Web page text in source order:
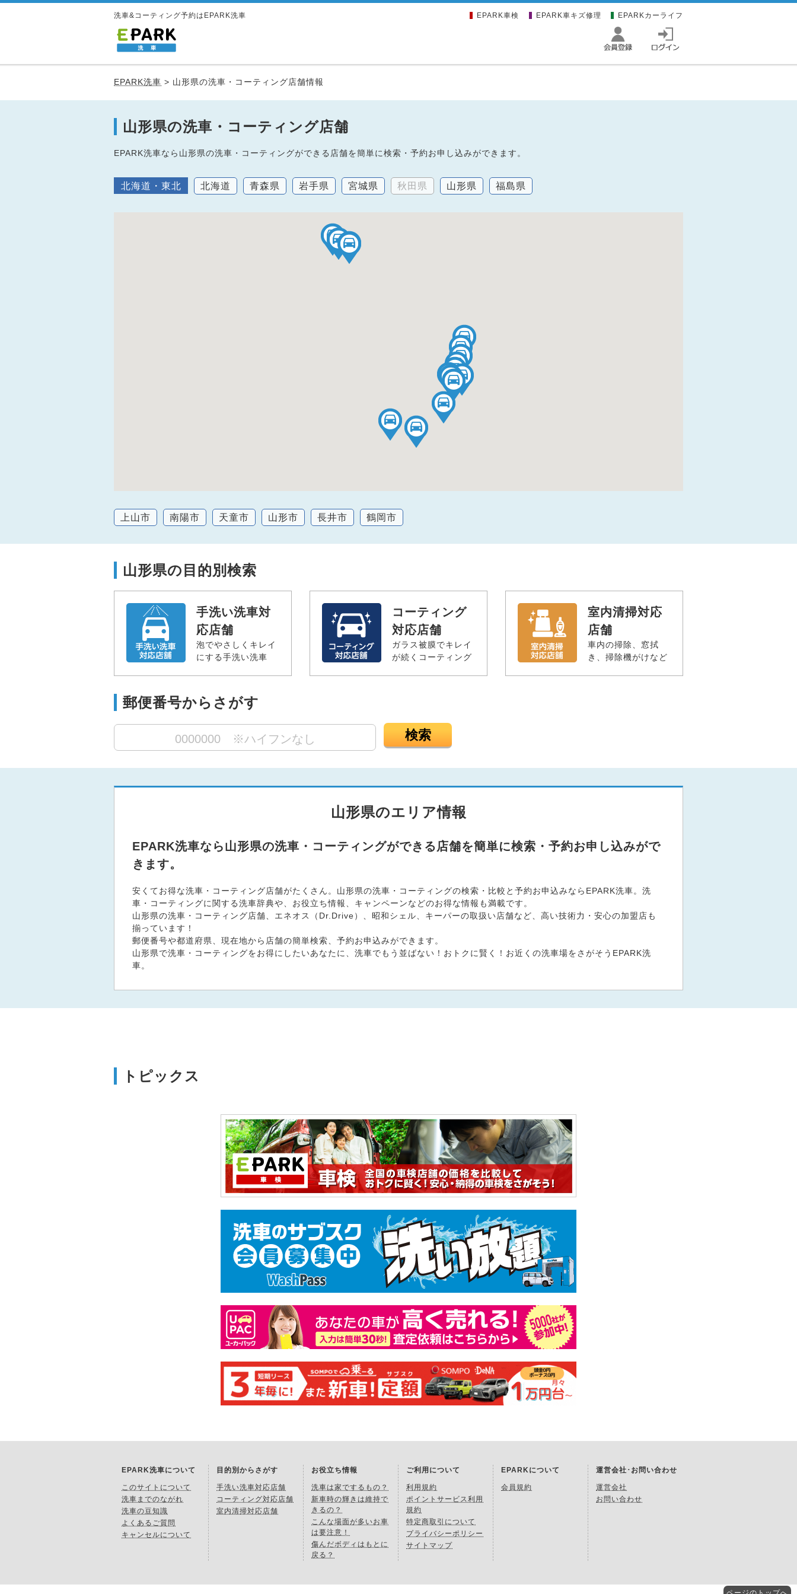
洗車&コーティング予約はEPARK洗車 EPARK車検 EPARK車キズ修理 EPARKカーライフ
EPARK洗車 > 山形県の洗車・コーティング店舗情報
山形県の洗車・コーティング店舗
EPARK洗車なら山形県の洗車・コーティングができる店舗を簡単に検索・予約お申し込みができます。
北海道・東北 北海道 青森県 岩手県 宮城県 秋田県 山形県 福島県
上山市 南陽市 天童市 山形市 長井市 鶴岡市
山形県の目的別検索
手洗い洗車対
応店舗
泡でやさしくキレイ
にする手洗い洗車
コーティング
対応店舗
ガラス被膜でキレイ
が続くコーティング
室内清掃対応
店舗
車内の掃除、窓拭
き、掃除機がけなど
郵便番号からさがす
検索
山形県のエリア情報
EPARK洗車なら山形県の洗車・コーティングができる店舗を簡単に検索・予約お申し込みがで
きます。
安くてお得な洗車・コーティング店舗がたくさん。山形県の洗車・コーティングの検索・比較と予約お申込みならEPARK洗車。洗
車・コーティングに関する洗車辞典や、お役立ち情報、キャンペーンなどのお得な情報も満載です。
山形県の洗車・コーティング店舗、エネオス（Dr.Drive）、昭和シェル、キーパーの取扱い店舗など、高い技術力・安心の加盟店も
揃っています！
郵便番号や都道府県、現在地から店舗の簡単検索、予約お申込みができます。
山形県で洗車・コーティングをお得にしたいあなたに、洗車でもう並ばない！おトクに賢く！お近くの洗車場をさがそうEPARK洗
車。
トピックス
EPARK洗車について
このサイトについて
洗車までのながれ
洗車の豆知識
よくあるご質問
キャンセルについて
目的別からさがす
手洗い洗車対応店舗
コーティング対応店舗
室内清掃対応店舗
お役立ち情報
洗車は家でするもの？
新車時の輝きは維持で
きるの？
こんな場面が多いお車
は要注意！
傷んだボディはもとに
戻る？
ご利用について
利用規約
ポイントサービス利用
規約
特定商取引について
プライバシーポリシー
サイトマップ
EPARKについて
会員規約
運営会社･お問い合わせ
運営会社
お問い合わせ